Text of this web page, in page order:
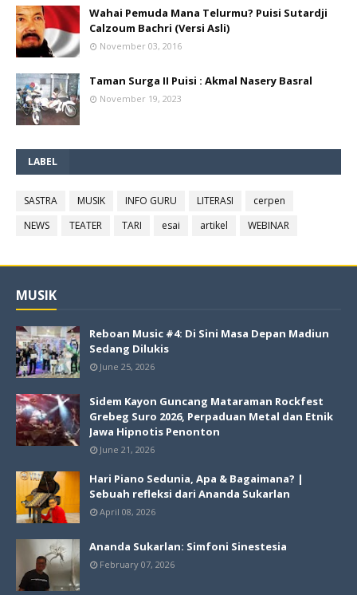
Wahai Pemuda Mana Telurmu? Puisi Sutardji
Calzoum Bachri (Versi Asli)
November 03, 2016
Taman Surga II Puisi : Akmal Nasery Basral
November 19, 2023
LABEL
SASTRA MUSIK INFO GURU LITERASI
cerpen
NEWS
TEATER TARI esai artikel WEBINAR
MUSIK
Reboan Music #4: Di Sini Masa Depan Madiun
Sedang Dilukis
June 25, 2026
Sidem Kayon Guncang Mataraman Rockfest
Grebeg Suro 2026, Perpaduan Metal dan Etnik
Jawa Hipnotis Penonton
June 21, 2026
Hari Piano Sedunia, Apa & Bagaimana? |
Sebuah refleksi dari Ananda Sukarlan
April 08, 2026
Ananda Sukarlan: Simfoni Sinestesia
February 07, 2026